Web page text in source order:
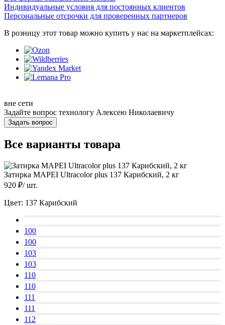
Индивидуальные условия для постоянных клиентов
Персональные отсрочки для проверенных партнеров
В розницу этот товар можно купить у нас на маркетплейсах:
вне сети
Задайте вопрос технологу Алексею Николаевичу
Задать вопрос
Все варианты товара
Затирка MAPEI Ultracolor plus 137 Карибский, 2 кг
920 ₽/ шт.
Цвет: 137 Карибский
100
100
103
103
110
110
111
111
112